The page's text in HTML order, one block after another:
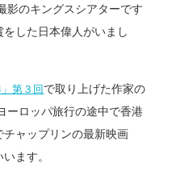
影のキングスシアターです
した日本偉人がいまし
第３回 で取り上げた作家の
ーロッパ旅行の途中で香港
ャップリンの最新映画
ます。